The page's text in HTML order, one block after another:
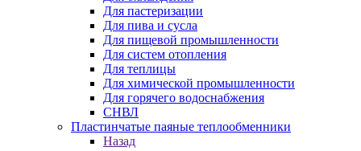
Для пастеризации
Для пива и сусла
Для пищевой промышленности
Для систем отопления
Для теплицы
Для химической промышленности
Для горячего водоснабжения
СНВЛ
Пластинчатые паяные теплообменники
Назад